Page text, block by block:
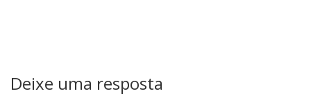
Deixe uma resposta